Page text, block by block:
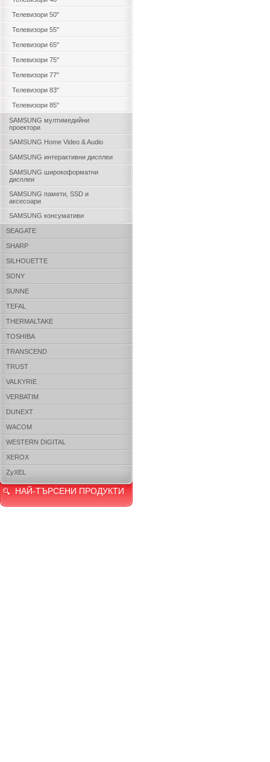
Телевизори 50"
Телевизори 55"
Телевизори 65"
Телевизори 75"
Телевизори 77"
Телевизори 83"
Телевизори 85"
SAMSUNG мултимедийни
проектори
SAMSUNG Home Video & Audio
SAMSUNG интерактивни дисплеи
SAMSUNG широкоформатни
дисплеи
SAMSUNG памети, SSD и
аксесоари
SAMSUNG консумативи
SEAGATE
SHARP
SILHOUETTE
SONY
SUNNE
TEFAL
THERMALTAKE
TOSHIBA
TRANSCEND
TRUST
VALKYRIE
VERBATIM
DUNEXT
WACOM
WESTERN DIGITAL
XEROX
ZyXEL
НАЙ-ТЪРСЕНИ ПРОДУКТИ